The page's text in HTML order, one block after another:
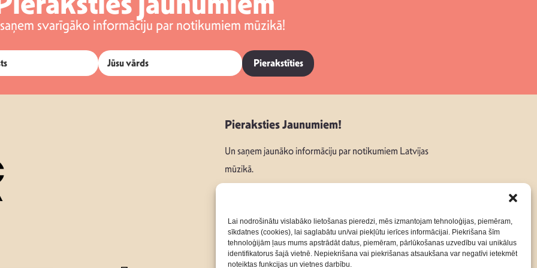
Lai nodrošinātu vislabāko lietošanas pieredzi, mēs izmantojam tehnoloģijas, piemēram,
sīkdatnes (cookies), lai saglabātu un/vai piekļūtu ierīces informācijai. Piekrišana šīm
tehnoloģijām ļaus mums apstrādāt datus, piemēram, pārlūkošanas uzvedību vai unikālus
identifikatorus šajā vietnē. Nepiekrišana vai piekrišanas atsaukšana var negatīvi ietekmēt
noteiktas funkcijas un vietnes darbību.
svarīgāko informāciju par notikumiem mūzikā!
Pierakstīties
Pieraksties Jaunumiem!
Un saņem jaunāko informāciju par notikumiem Latvijas
mūzikā.
Seko mums: